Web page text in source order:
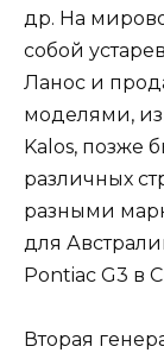
др. На
собой
Ланос и
моделями,
Kalos, позже
различных
разными
для
Pontiac G3 в
Вторая